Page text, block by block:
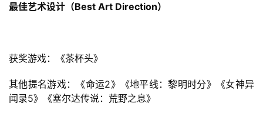
最佳艺术设计（Best Art Direction）
获奖游戏：《茶杯头》
其他提名游戏：《命运2》《地平线：黎明时分》《女神异
闻录5》《塞尔达传说：荒野之息》